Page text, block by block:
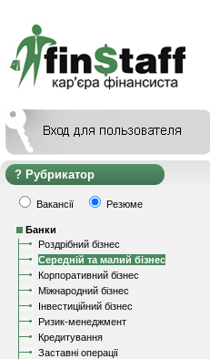
Рубрикатор
Вакансії Резюме
Банки
Роздрібний бізнес
Середній та малий бізнес
Корпоративний бізнес
Міжнародний бізнес
Інвестиційний бізнес
Ризик-менеджмент
Кредитування
Заставні операції